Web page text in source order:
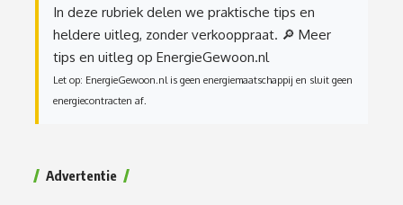
In deze rubriek delen we praktische tips en
heldere uitleg, zonder verkooppraat. 🔎 Meer
tips en uitleg op EnergieGewoon.nl
Let op: EnergieGewoon.nl is geen energiemaatschappij en sluit geen
energiecontracten af.
Advertentie